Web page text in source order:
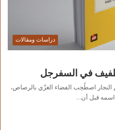
دراسات ومقالات
طفيف في السفرجل
اصطُحِب الفضاء الغزّي بالرصاص،
اسمه قبل أن…